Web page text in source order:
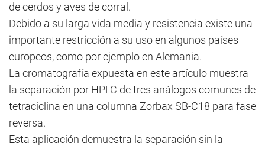
de cerdos y aves de corral.
Debido a su larga vida media y resistencia existe una
importante restricción a su uso en algunos países
europeos, como por ejemplo en Alemania.
La cromatografía expuesta en este artículo muestra
la separación por HPLC de tres análogos comunes de
tetraciclina en una columna Zorbax SB-C18 para fase
reversa.
Esta aplicación demuestra la separación sin la